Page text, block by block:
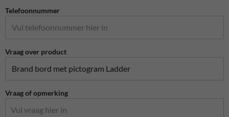
Telefoonnummer
Vraag over product
Vraag of opmerking